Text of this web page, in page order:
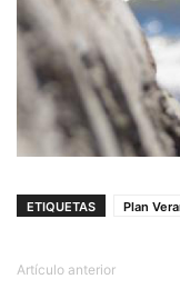
ETIQUETAS Plan
Artículo anterior